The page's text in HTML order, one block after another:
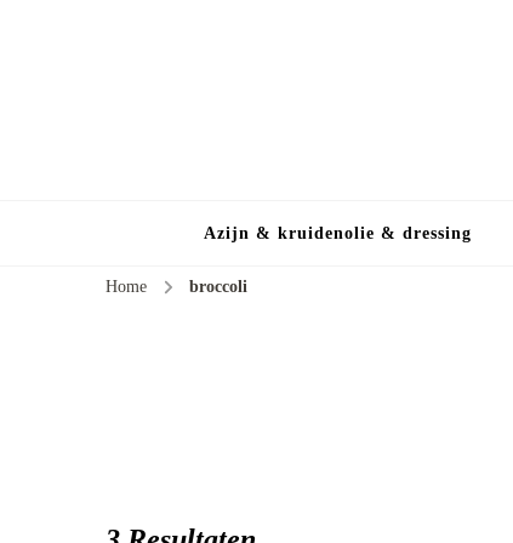
Azijn & kruidenolie & dressing
Home broccoli